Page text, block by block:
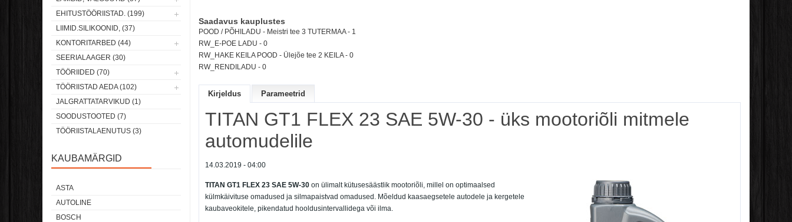
EHITUSTÖÖRIISTAD. (199)
LIIMID.SILIKOONID, (37)
KONTORITARBED (44)
SEERIALAAGER (30)
TÖÖRIIDED (70)
TÖÖRIISTAD AEDA (102)
JALGRATTATARVIKUD (1)
SOODUSTOOTED (7)
TÖÖRIISTALAENUTUS (3)
KAUBAMÄRGID
ASTA
AUTOLINE
BOSCH
Saadavus kauplustes
POOD / PÕHILADU - Meistri tee 3 TUTERMAA - 1
RW_E-POE LADU - 0
RW_HAKE KEILA POOD - Ülejõe tee 2 KEILA - 0
RW_RENDILADU - 0
Kirjeldus Parameetrid
TITAN GT1 FLEX 23 SAE 5W-30 - üks mootoriõli mitmele
automudelile
14.03.2019 - 04:00
TITAN GT1 FLEX 23 SAE 5W-30 on ülimalt kütusesäästlik mootoriõli, millel on optimaalsed
külmkäivituse omadused ja silmapaistvad omadused. Mõeldud kaasaegsetele autodele ja kergetele
kaubaveokitele, pikendatud hooldusintervallidega või ilma.